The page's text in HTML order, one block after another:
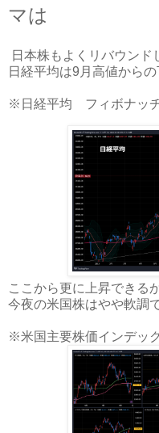
マは
日本株もよくリバウンド
日経平均は9月高値から
※日経平均 フィボナッ
ここから更に上昇できるか
今夜の米国株はやや軟調
※米国主要株価インデッ